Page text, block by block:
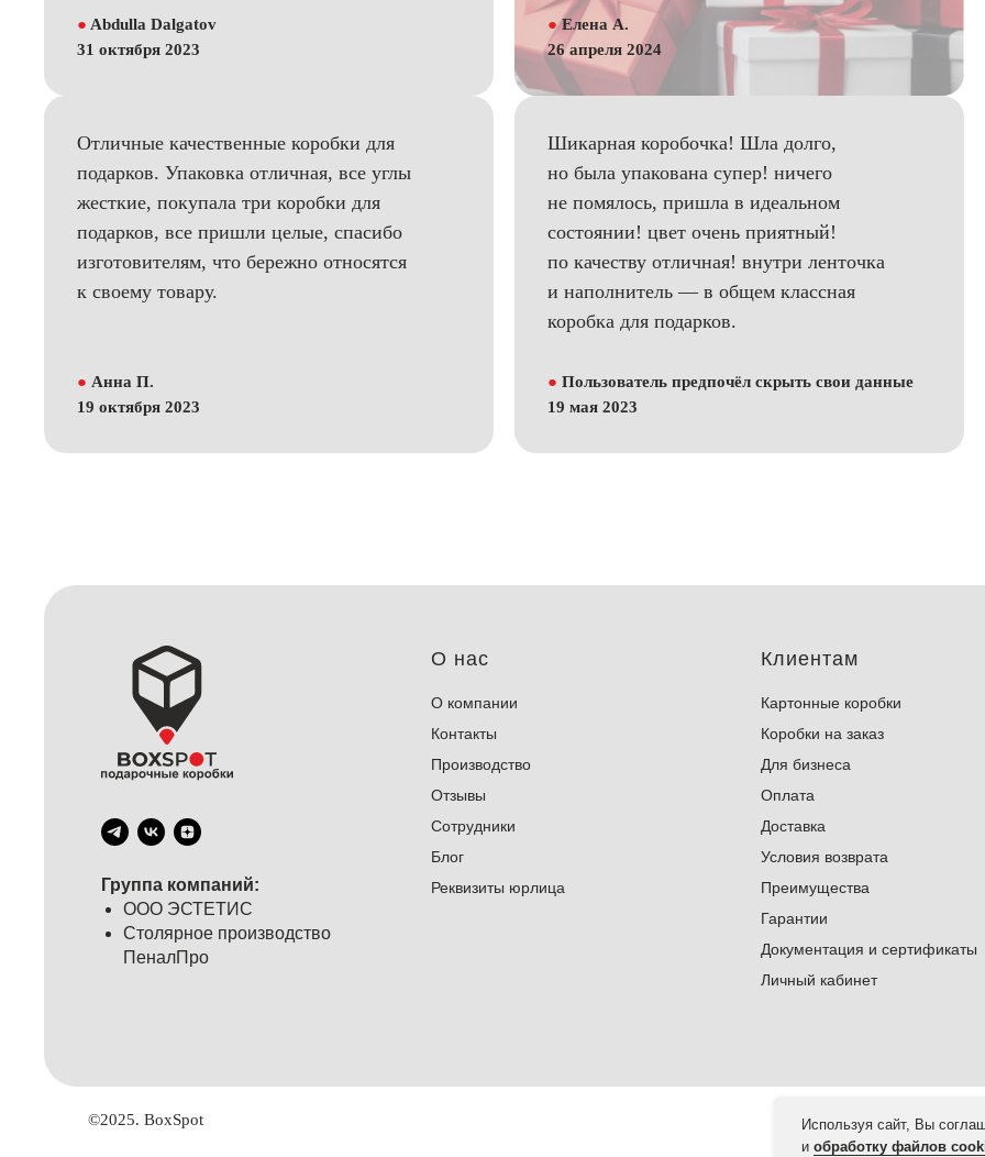
Используя сайт, Вы
и обработку файлов
● Abdulla Dalgatov
31 октября 2023
●Елена А.
26 апреля 2024
Отличные качественные коробки для
подарков. Упаковка отличная, все углы
жесткие, покупала три коробки для
подарков, все пришли целые, спасибо
изготовителям, что бережно относятся
к своему товару.
● Анна П.
19 октября 2023
Шикарная коробочка! Шла долго,
но была упакована супер! ничего
не помялось, пришла в идеальном
состоянии! цвет очень приятный!
по качеству отличная! внутри ленточка
и наполнитель — в общем классная
коробка для подарков.
● Пользователь предпочёл скрыть свои данные
19 мая 2023
Группа компаний:
ООО ЭСТЕТИС
Столярное производство
ПеналПро
О нас
О компании
Контакты
Производство
Отзывы
Сотрудники
Блог
Реквизиты юрлица
Клиентам
Картонные коробки
Коробки на заказ
Для бизнеса
Оплата
Доставка
Условия возврата
Преимущества
Гарантии
Документация и сертификаты
Личный кабинет
©2025. BoxSpot